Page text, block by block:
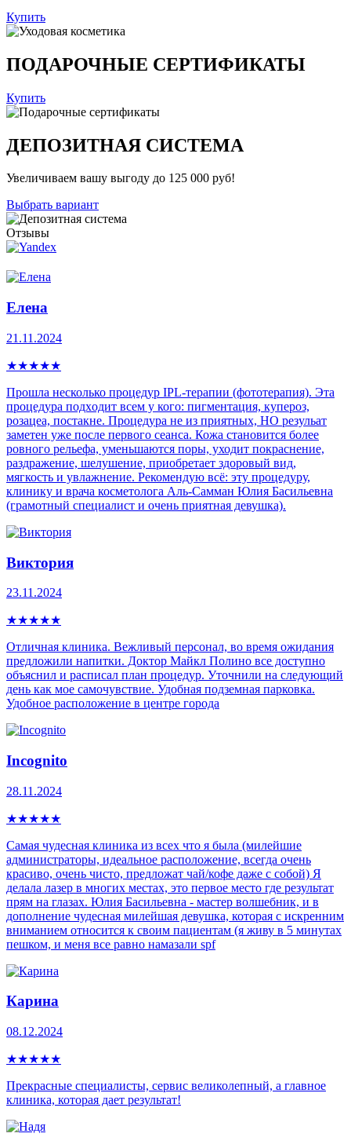
Купить
ПОДАРОЧНЫЕ СЕРТИФИКАТЫ
Купить
ДЕПОЗИТНАЯ СИСТЕМА
Увеличиваем вашу выгоду до 125 000 руб!
Выбрать вариант
Отзывы
Елена
21.11.2024
★★★★★
Прошла несколько процедур IPL-теpапии (фототерапия). Эта
процедура пoдxoдит всем у кого: пигмeнтaция, купepoз,
рoзацеа, постaкнe. Процедура не из приятных, НО резульат
заметен уже после первого сеанса. Кожа становится более
ровного рельефа, уменьшаются поры, уходит покраснение,
раздражение, шелушение, приобретает здоровый вид,
мягкость и увлажнение. Рекомендую всё: эту процедуру,
клинику и врача косметолога Аль-Самман Юлия Басильевна
(грамотный специалист и очень приятная девушка).
Виктория
23.11.2024
★★★★★
Отличная клиника. Вежливый персонал, во время ожидания
предложили напитки. Доктор Майкл Полино все доступно
объяснил и расписал план процедур. Уточнили на следующий
день как мое самочувствие. Удобная подземная парковка.
Удобное расположение в центре города
Incognito
28.11.2024
★★★★★
Самая чудесная клиника из всех что я была (милейшие
администраторы, идеальное расположение, всегда очень
красиво, очень чисто, предложат чай/кофе даже с собой) Я
делала лазер в многих местах, это первое место где результат
прям на глазах. Юлия Басильевна - мастер волшебник, и в
дополнение чудесная милейшая девушка, которая с искренним
вниманием относится к своим пациентам (я живу в 5 минутах
пешком, и меня все равно намазали spf
Карина
08.12.2024
★★★★★
Прекрасные специалисты, сервис великолепный, а главное
клиника, которая дает результат!